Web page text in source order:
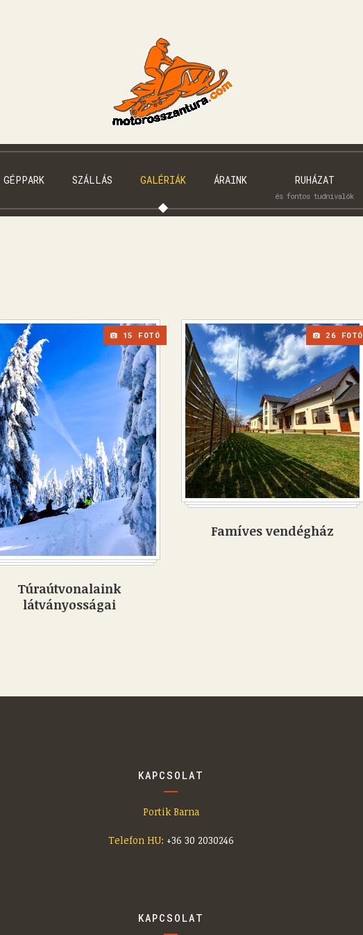
GÉPPARK SZÁLLÁS GALÉRIÁK ÁRAINK RUHÁZAT
és fontos tudnivalók
15 FOTÓ
Túraútvonalaink
látványosságai
26 FOTÓ
Famíves vendégház
KAPCSOLAT
Portik Barna
Telefon HU: +36 30 2030246
KAPCSOLAT